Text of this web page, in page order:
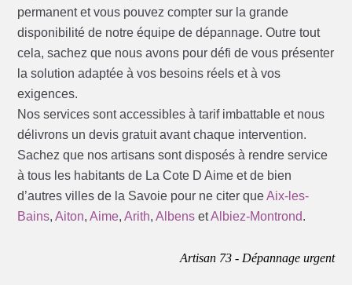
permanent et vous pouvez compter sur la grande
disponibilité de notre équipe de dépannage. Outre tout
cela, sachez que nous avons pour défi de vous présenter
la solution adaptée à vos besoins réels et à vos
exigences.
Nos services sont accessibles à tarif imbattable et nous
délivrons un devis gratuit avant chaque intervention.
Sachez que nos artisans sont disposés à rendre service
à tous les habitants de La Cote D Aime et de bien
d’autres villes de la Savoie pour ne citer queAix-les-
Bains,Aiton,Aime,Arith,Albens etAlbiez-Montrond.
Artisan 73 - Dépannage urgent